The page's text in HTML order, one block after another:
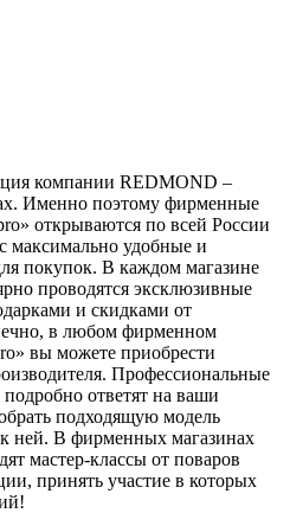
компании REDMOND –
Именно поэтому фирменные
открываются по всей России
максимально удобные и
покупок. В каждом магазине
проводятся эксклюзивные
и скидками от
в любом фирменном
вы можете приобрести
Профессиональные
ответят на ваши
подходящую модель
ней. В фирменных магазинах
мастер-классы от поваров
принять участие в которых